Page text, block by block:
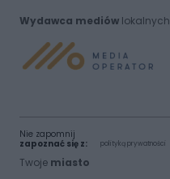
Wydawca mediówlokalnych
Nie zapomnij
zapoznać się z:
polityką prywatności
Twoje miasto